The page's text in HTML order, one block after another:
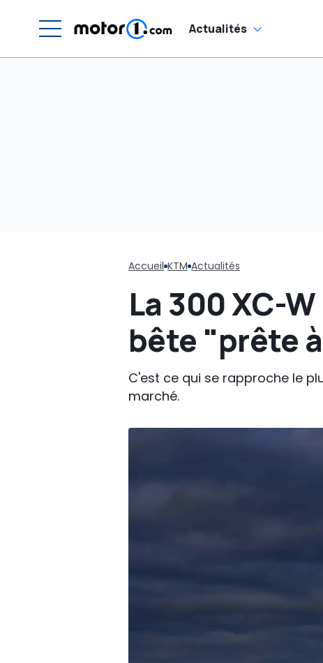
Actualités
Accueil KTM Actualités
La 300 XC-
bête "prête
C'est ce qui se rapproche le
marché.